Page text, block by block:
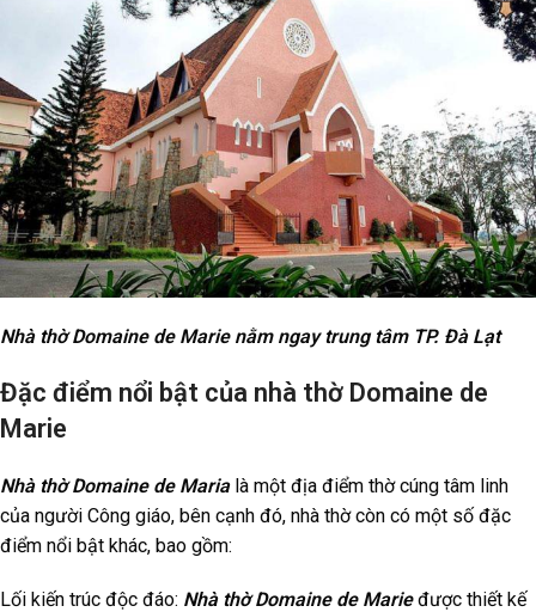
Nhà thờ Domaine de Marie nằm ngay trung tâm TP. Đà Lạt
Đặc điểm nổi bật của nhà thờ Domaine de
Marie
Nhà thờ Domaine de Marialà một địa điểm thờ cúng tâm linh
của người Công giáo, bên cạnh đó, nhà thờ còn có một số đặc
điểm nổi bật khác, bao gồm:
Lối kiến trúc độc đáo: Nhà thờ Domaine de Marieđược thiết kế